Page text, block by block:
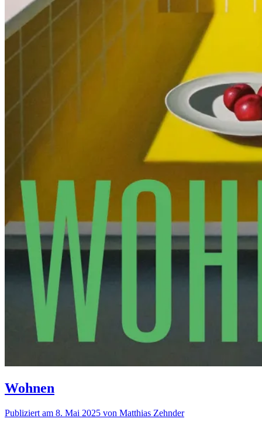
Wohnen
Publiziert am 8. Mai 2025 von Matthias Zehnder